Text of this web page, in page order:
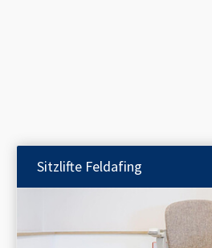
Sitzlifte Feldafing